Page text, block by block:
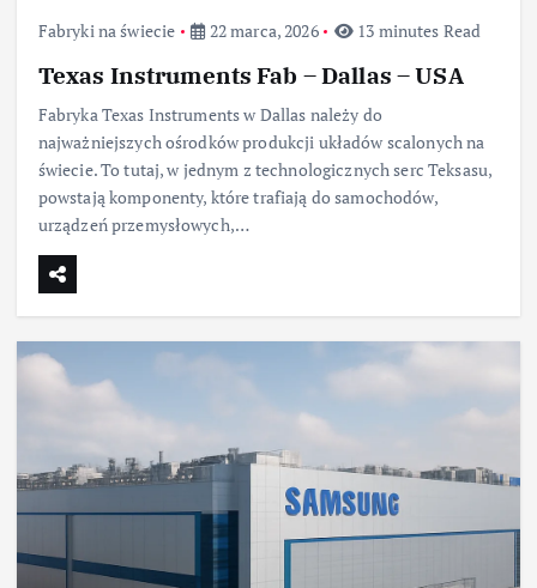
Fabryki na świecie 22 marca, 2026 13 minutes Read
Texas Instruments Fab – Dallas – USA
Fabryka Texas Instruments w Dallas należy do
najważniejszych ośrodków produkcji układów scalonych na
świecie. To tutaj, w jednym z technologicznych serc Teksasu,
powstają komponenty, które trafiają do samochodów,
urządzeń przemysłowych,…